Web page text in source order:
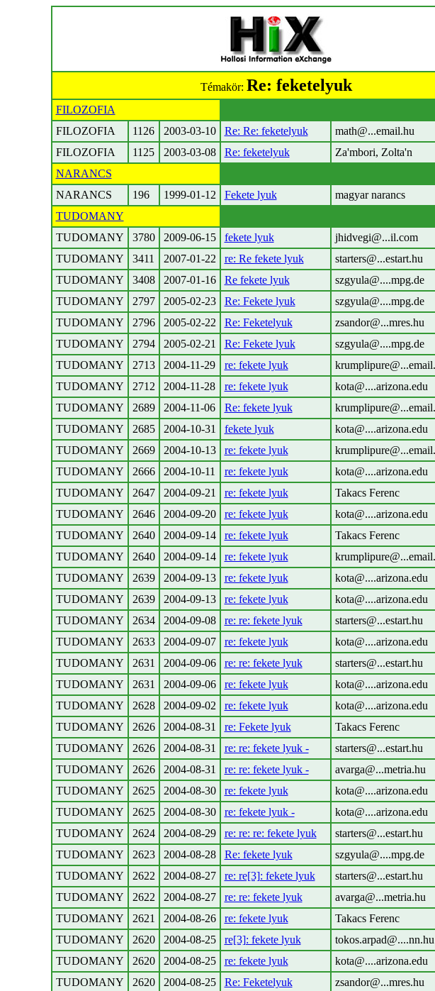
Témakör: Re: feketelyuk
FILOZOFIA
FILOZOFIA
1126 2003-03-10 Re: Re: feketelyuk
math@...email.hu
FILOZOFIA
1125 2003-03-08 Re: feketelyuk
Za'mbori, Zolta'n
NARANCS
NARANCS
196 1999-01-12 Fekete lyuk
magyar narancs
TUDOMANY
TUDOMANY
3780 2009-06-15 fekete lyuk
jhidvegi@...il.com
TUDOMANY
3411 2007-01-22 re: Re fekete lyuk
starters@...estart.hu
TUDOMANY
3408 2007-01-16 Re fekete lyuk
szgyula@....mpg.de
TUDOMANY
2797 2005-02-23 Re: Fekete lyuk
szgyula@....mpg.de
TUDOMANY
2796 2005-02-22 Re: Feketelyuk
zsandor@...mres.hu
TUDOMANY
2794 2005-02-21 Re: Fekete lyuk
szgyula@....mpg.de
TUDOMANY
2713 2004-11-29 re: fekete lyuk
TUDOMANY
2712 2004-11-28 re: fekete lyuk
kota@....arizona.edu
TUDOMANY
2689 2004-11-06 Re: fekete lyuk
TUDOMANY
2685 2004-10-31 fekete lyuk
kota@....arizona.edu
TUDOMANY
2669 2004-10-13 re: fekete lyuk
TUDOMANY
2666 2004-10-11 re: fekete lyuk
kota@....arizona.edu
TUDOMANY
2647 2004-09-21 re: fekete lyuk
Takacs Ferenc
TUDOMANY
2646 2004-09-20 re: fekete lyuk
kota@....arizona.edu
TUDOMANY
2640 2004-09-14 re: fekete lyuk
Takacs Ferenc
TUDOMANY
2640 2004-09-14 re: fekete lyuk
TUDOMANY
2639 2004-09-13 re: fekete lyuk
kota@....arizona.edu
TUDOMANY
2639 2004-09-13 re: fekete lyuk
kota@....arizona.edu
TUDOMANY
2634 2004-09-08 re: re: fekete lyuk
starters@...estart.hu
TUDOMANY
2633 2004-09-07 re: fekete lyuk
kota@....arizona.edu
TUDOMANY
2631 2004-09-06 re: re: fekete lyuk
starters@...estart.hu
TUDOMANY
2631 2004-09-06 re: fekete lyuk
kota@....arizona.edu
TUDOMANY
2628 2004-09-02 re: fekete lyuk
kota@....arizona.edu
TUDOMANY
2626 2004-08-31 re: Fekete lyuk
Takacs Ferenc
TUDOMANY
2626 2004-08-31 re: re: fekete lyuk -
starters@...estart.hu
TUDOMANY
2626 2004-08-31 re: re: fekete lyuk -
avarga@...metria.hu
TUDOMANY
2625 2004-08-30 re: fekete lyuk
kota@....arizona.edu
TUDOMANY
2625 2004-08-30 re: fekete lyuk -
kota@....arizona.edu
TUDOMANY
2624 2004-08-29 re: re: re: fekete lyuk
starters@...estart.hu
TUDOMANY
2623 2004-08-28 Re: fekete lyuk
szgyula@....mpg.de
TUDOMANY
2622 2004-08-27 re: re[3]: fekete lyuk
starters@...estart.hu
TUDOMANY
2622 2004-08-27 re: re: fekete lyuk
avarga@...metria.hu
TUDOMANY
2621 2004-08-26 re: fekete lyuk
Takacs Ferenc
TUDOMANY
2620 2004-08-25 re[3]: fekete lyuk
tokos.arpad@....nn.hu
TUDOMANY
2620 2004-08-25 re: fekete lyuk
kota@....arizona.edu
TUDOMANY
2620 2004-08-25 Re: Feketelyuk
zsandor@...mres.hu